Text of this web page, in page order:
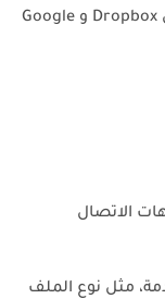
حفظ الملفات المستعادة مباشرة إلى Dropbox و Google
الاتصال
مثل نوع الملف